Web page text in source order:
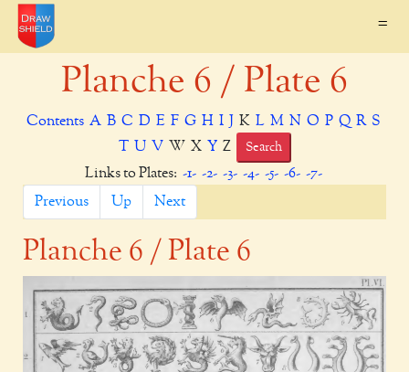
=
Planche 6 / Plate 6
Contents A B C D E F G H I J K L M N O P Q R S
T
U V W X Y Z Search
Links to Plates: -1- -2- -3- -4- -5- -6- -7-
Previous
Up Next
Planche 6 / Plate 6